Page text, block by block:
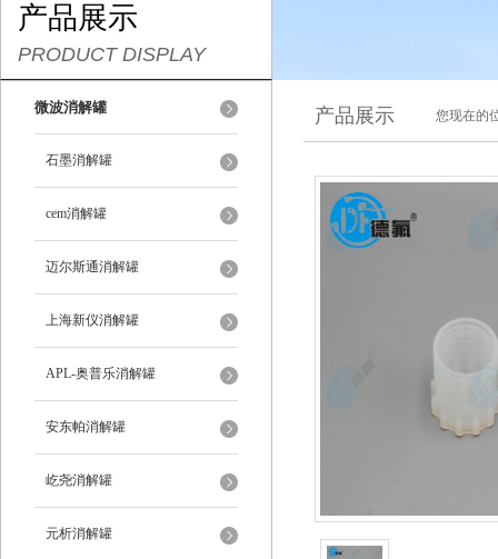
产品展示
PRODUCT DISPLAY
微波消解罐
石墨消解罐
cem消解罐
迈尔斯通消解罐
上海新仪消解罐
APL-奥普乐消解罐
安东帕消解罐
屹尧消解罐
元析消解罐
产品展示 您现在的